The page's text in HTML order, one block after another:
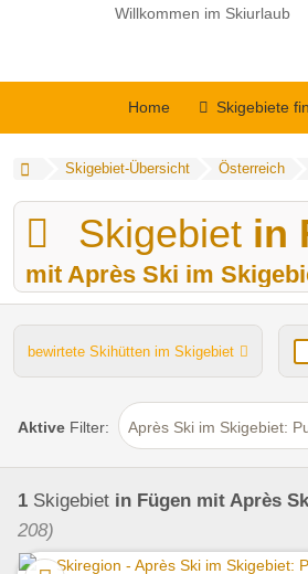
Willkommen im Skiurlaub
Home Skigebiete
Skigebiet-Übersicht Österreich
Skigebiet in
mit Après Ski im
bewirtete Skihütten im Skigebiet
Kinder- / Übungshang Lifte
Aktive Filter: Après Ski
1 Skigebiet in Fügen mit Après
208)